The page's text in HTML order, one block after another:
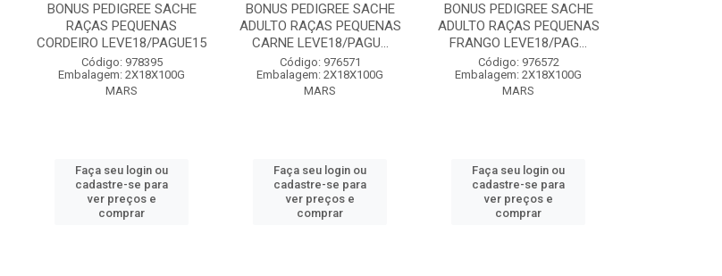
BONUS PEDIGREE SACHE
RAÇAS PEQUENAS
CORDEIRO LEVE18/PAGUE15
Código: 978395
Embalagem: 2X18X100G
MARS
Faça seu login ou
cadastre-se para
ver preços e
comprar
BONUS PEDIGREE SACHE
ADULTO RAÇAS PEQUENAS
CARNE LEVE18/PAGU...
Código: 976571
Embalagem: 2X18X100G
MARS
Faça seu login ou
cadastre-se para
ver preços e
comprar
BONUS PEDIGREE SACHE
ADULTO RAÇAS PEQUENAS
FRANGO LEVE18/PAG...
Código: 976572
Embalagem: 2X18X100G
MARS
Faça seu login ou
cadastre-se para
ver preços e
comprar